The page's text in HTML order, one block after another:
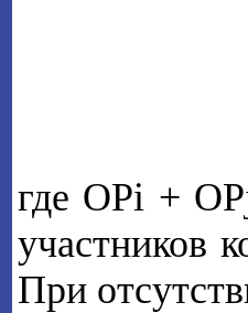
где ОРi +
участников
При